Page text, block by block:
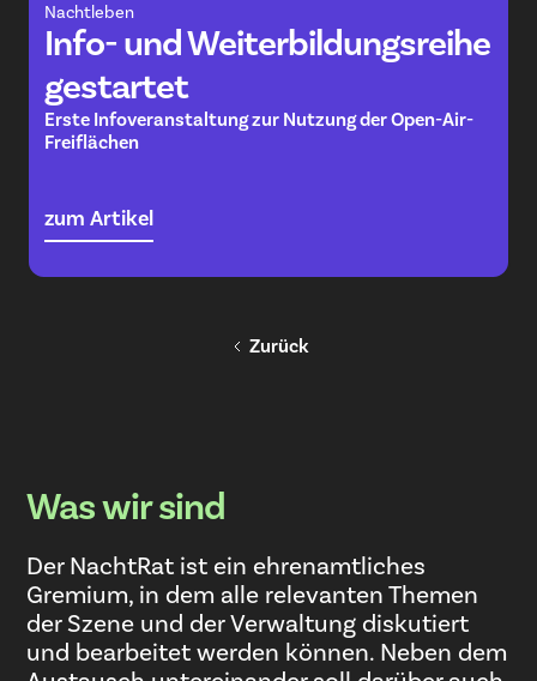
Nachtleben
Info- und Weiterbildungsreihe
gestartet
Erste Infoveranstaltung zur Nutzung der Open-Air-
Freiflächen
zum Artikel
Zurück
Was wir sind
Der NachtRat ist ein ehrenamtliches
Gremium, in dem alle relevanten Themen
der Szene und der Verwaltung diskutiert
und bearbeitet werden können. Neben dem